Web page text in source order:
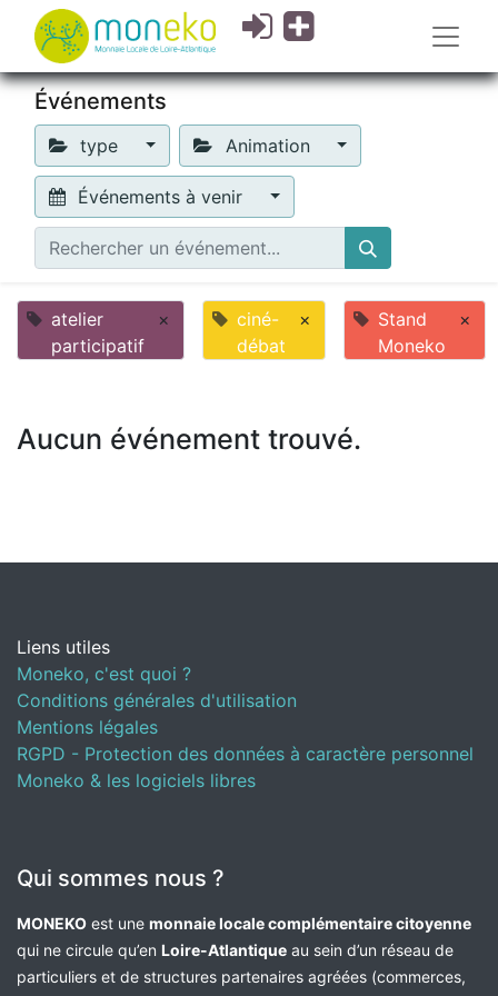
Événements
type Animation
Événements à venir
atelier
participatif
×
ciné-
débat
×
Stand
Moneko
×
Aucun événement trouvé.
Liens utiles
Moneko, c'est quoi ?
Conditions générales d'utilisation
Mentions légales
RGPD - Protection des données à caractère personnel
Moneko & les logiciels libres
Qui sommes nous ?
MONEKO est une monnaie locale complémentaire citoyenne
qui ne circule qu’en Loire-Atlantique au sein d’un réseau de
particuliers et de structures partenaires agréées (commerces,